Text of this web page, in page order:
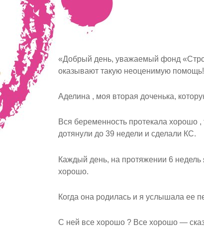
«Добрый день, уважаемый фонд
оказывают такую неоценимую помощь!
Аделина , моя вторая доченька,
Вся беременность протекала хорошо
дотянули до 39 недели и сделали КС.
Каждый день, на протяжении 6 недель
хорошо.
Когда она родилась и я услышала ее
С ней все хорошо ? Все хорошо —